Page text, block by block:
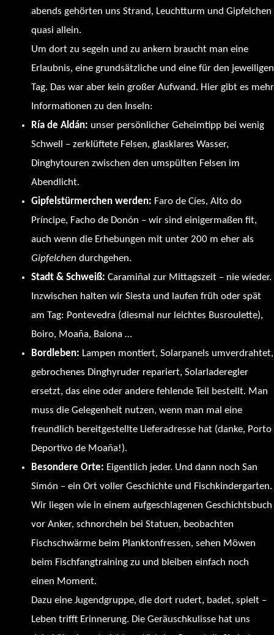
abends gehörten uns Strand, Leuchtturm und Gipfelchen
quasi allein.
Um dort zu segeln und zu ankern braucht man eine
Erlaubnis, eine grundsätzliche und eine für den jeweiligen
Tag. Das war aber kein großer Aufwand. Hier gibt es mehr
Informationen zu den Inseln:
Ría de Aldán: unser persönlicher Geheimtipp bei wenig
Schwell – zerklüftete Felsen, glasklares Wasser,
Dinghytouren zwischen den umspülten Felsen im
Abendlicht.
Gipfelstürmerchen werden: Faro de Cíes, Alto do
Príncipe, Facho de Donón – wir sind einigermaßen fit,
auch wenn die Erhebungen mit unter 200 m eher als
Gipfelchen durchgehen.
Stadt & Schweiß: Caramiñal zur Mittagszeit – nie wieder.
Inzwischen halten wir Siesta und laufen früh oder spät
am Tag: Pontevedra (diesmal nur leichtes Busroulette),
Boiro, Moaña, Baiona …
Bordleben: Lampen montiert, Solarpanels umverdrahtet,
gebrochenes Dinghyruder repariert, Solarladeregler
ersetzt, das eine oder andere fehlende Teil bestellt. Man
muss die Gelegenheit nutzen, wenn man mal eine
freundlich bereitgestellte Lieferadresse hat (danke, Porto
Deportivo de Moaña!).
Besondere Orte: Eigentlich jeder. Und dann noch San
Simón – ein Ort voller Geschichte und Fischkindergarten.
Wir liegen wie in einem aufgeschlagenen Geschichtsbuch
vor Anker, schnorcheln bei Statuen, beobachten
Fischschwärme beim Planktonfressen, sehen Möwen
beim Fischfangtraining zu und bleiben einfach noch
einen Moment.
Dazu eine Jugendgruppe, die dort rudert, badet, spielt –
Leben trifft Erinnerung. Die Geräuschkulisse hat uns